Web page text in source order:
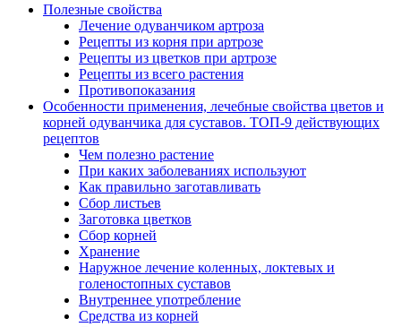
Полезные свойства
Лечение одуванчиком артроза
Рецепты из корня при артрозе
Рецепты из цветков при артрозе
Рецепты из всего растения
Противопоказания
Особенности применения, лечебные свойства цветов и
корней одуванчика для суставов. ТОП‐9 действующих
рецептов
Чем полезно растение
При каких заболеваниях используют
Как правильно заготавливать
Сбор листьев
Заготовка цветков
Сбор корней
Хранение
Наружное лечение коленных, локтевых и
голеностопных суставов
Внутреннее употребление
Средства из корней